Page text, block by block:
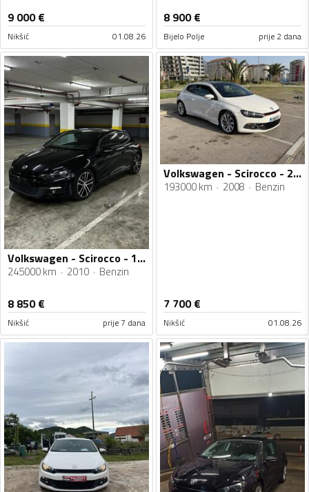
9 000€
Nikšić 01.08.26
8 900€
Bijelo Polje prije 2 dana
Volkswagen - Scirocco - 1.4 TSI
245000 km 2010 Benzin
8 850€
Nikšić prije 7 dana
Volkswagen - Scirocco - 2.0 TSI
193000 km 2008 Benzin
7 700€
Nikšić 01.08.26